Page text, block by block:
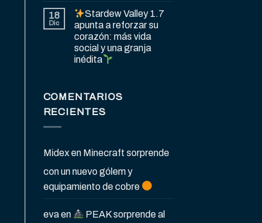
18
Dic
Stardew Valley 1.7
apunta a reforzar su
corazón: más vida
social y una granja
inédita
COMENTARIOS
RECIENTES
Midexen Minecraft sorprende
con un nuevo gólem y
equipamiento de cobre
evaen
PEAK sorprende al